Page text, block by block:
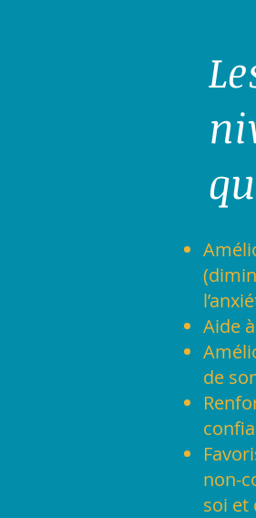
Aide
de
non-
soi et